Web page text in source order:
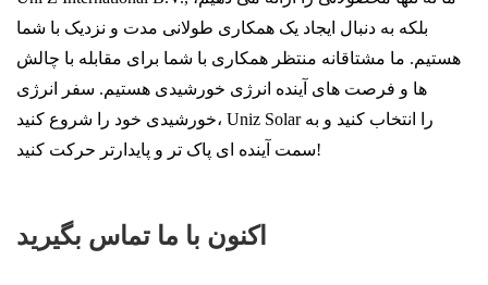
بلکه به دنبال ایجاد یک همکاری طولانی مدت و نزدیک با شما
هستیم. ما مشتاقانه منتظر همکاری با شما برای مقابله با چالش
ها و فرصت های آینده انرژی خورشیدی هستیم. سفر انرژی
خورشیدی خود را شروع کنید، Uniz Solar را انتخاب کنید و به
سمت آینده ای پاک تر و پایدارتر حرکت کنید!
اکنون با ما تماس بگیرید